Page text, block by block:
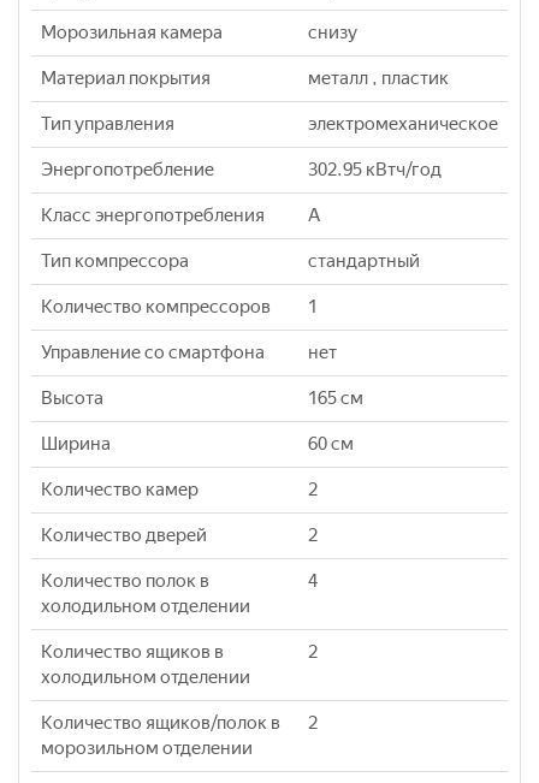
Морозильная камера снизу
Материал покрытия металл , пластик
Тип управления электромеханическое
Энергопотребление 302.95 кВтч/год
Класс энергопотребления A
Тип компрессора стандартный
Количество компрессоров 1
Управление со смартфона нет
Высота 165 см
Ширина 60 см
Количество камер 2
Количество дверей 2
Количество полок в
холодильном отделении
4
Количество ящиков в
холодильном отделении
2
Количество ящиков/полок в
морозильном отделении
2